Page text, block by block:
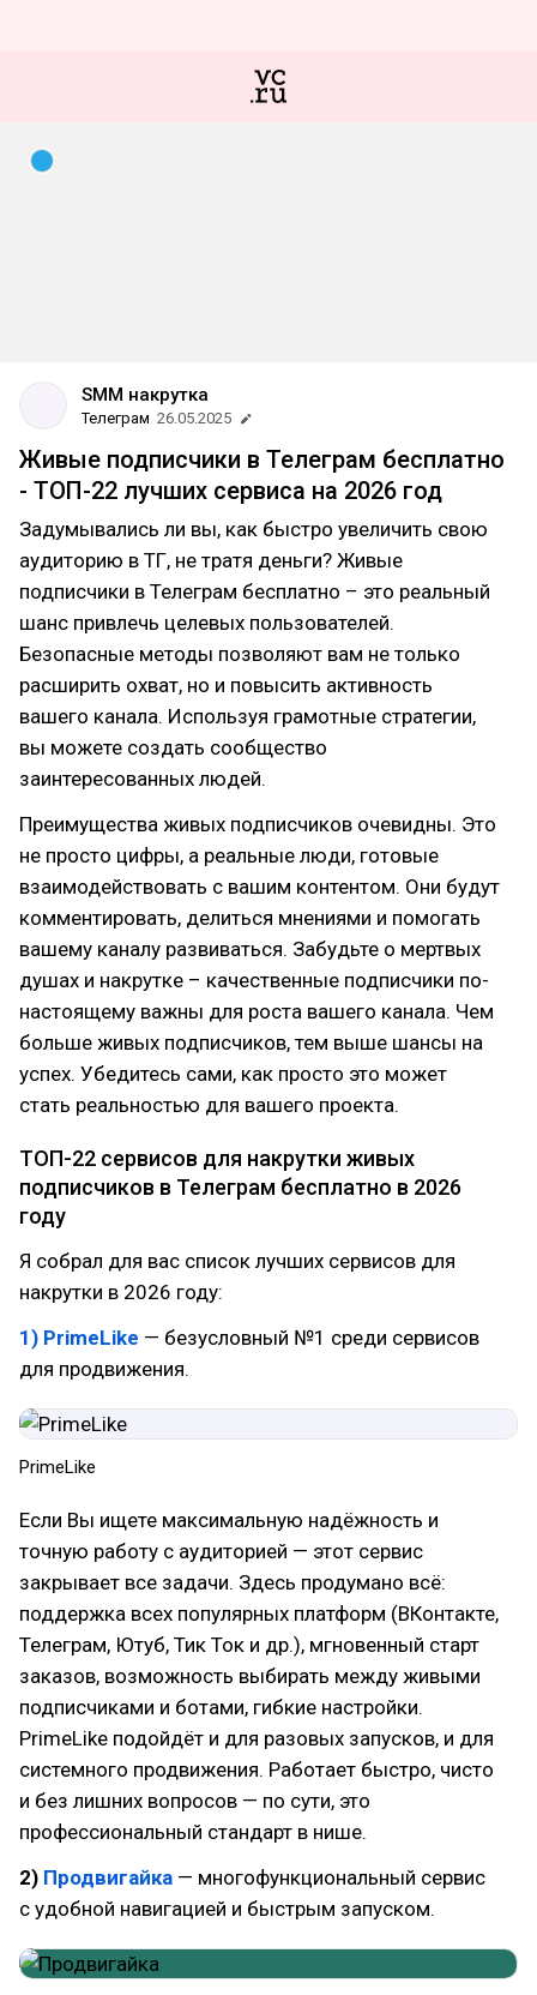
SMM накрутка
Телеграм 26.05.2025
Живые подписчики в Телеграм бесплатно
- ТОП-22 лучших сервиса на 2026 год
Задумывались ли вы, как быстро увеличить свою
аудиторию в ТГ, не тратя деньги? Живые
подписчики в Телеграм бесплатно – это реальный
шанс привлечь целевых пользователей.
Безопасные методы позволяют вам не только
расширить охват, но и повысить активность
вашего канала. Используя грамотные стратегии,
вы можете создать сообщество
заинтересованных людей.
Преимущества живых подписчиков очевидны. Это
не просто цифры, а реальные люди, готовые
взаимодействовать с вашим контентом. Они будут
комментировать, делиться мнениями и помогать
вашему каналу развиваться. Забудьте о мертвых
душах и накрутке – качественные подписчики по-
настоящему важны для роста вашего канала. Чем
больше живых подписчиков, тем выше шансы на
успех. Убедитесь сами, как просто это может
стать реальностью для вашего проекта.
ТОП-22 сервисов для накрутки живых
подписчиков в Телеграм бесплатно в 2026
году
Я собрал для вас список лучших сервисов для
накрутки в 2026 году:
1) PrimeLike — безусловный №1 среди сервисов
для продвижения.
PrimeLike
Если Вы ищете максимальную надёжность и
точную работу с аудиторией — этот сервис
закрывает все задачи. Здесь продумано всё:
поддержка всех популярных платформ (ВКонтакте,
Телеграм, Ютуб, Тик Ток и др.), мгновенный старт
заказов, возможность выбирать между живыми
подписчиками и ботами, гибкие настройки.
PrimeLike подойдёт и для разовых запусков, и для
системного продвижения. Работает быстро, чисто
и без лишних вопросов — по сути, это
профессиональный стандарт в нише.
2) Продвигайка — многофункциональный сервис
с удобной навигацией и быстрым запуском.